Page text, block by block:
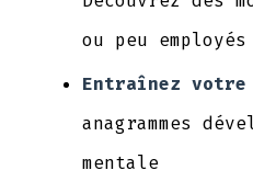
ou peu employés
Entraînez
anagrammes
mentale